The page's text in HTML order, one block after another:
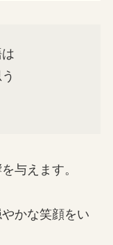
与えます。
かな笑顔をい